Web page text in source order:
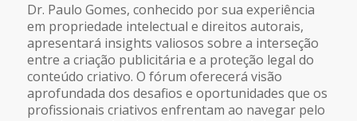
Dr. Paulo Gomes, conhecido por sua experiência
em propriedade intelectual e direitos autorais,
apresentará insights valiosos sobre a interseção
entre a criação publicitária e a proteção legal do
conteúdo criativo. O fórum oferecerá visão
aprofundada dos desafios e oportunidades que os
profissionais criativos enfrentam ao navegar pelo